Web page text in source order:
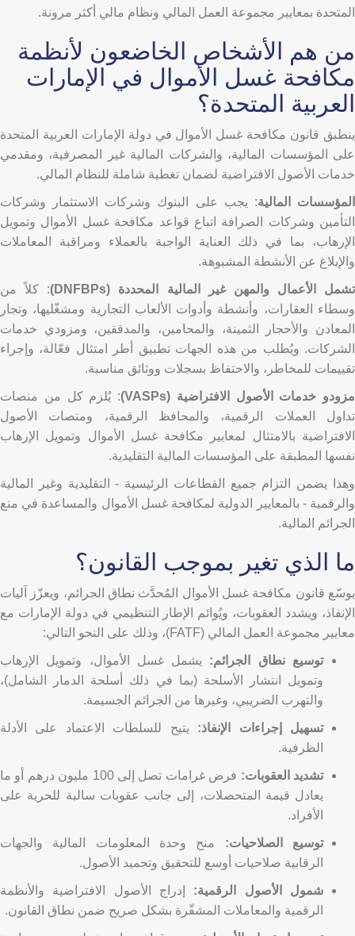
المتحدة بمعايير مجموعة العمل المالي ونظام مالي أكثر مرونة.
من هم الأشخاص الخاضعون لأنظمة
مكافحة غسل الأموال في الإمارات
العربية المتحدة؟
ينطبق قانون مكافحة غسل الأموال في دولة الإمارات العربية المتحدة
على المؤسسات المالية، والشركات المالية غير المصرفية، ومقدمي
خدمات الأصول الافتراضية لضمان تغطية شاملة للنظام المالي.
المؤسسات المالية: يجب على البنوك وشركات الاستثمار وشركات
التأمين وشركات الصرافة اتباع قواعد مكافحة غسل الأموال وتمويل
الإرهاب، بما في ذلك العناية الواجبة بالعملاء ومراقبة المعاملات
والإبلاغ عن الأنشطة المشبوهة.
تشمل الأعمال والمهن غير المالية المحددة (DNFBPs)
: كلاً من
وسطاء العقارات، وأنشطة وأدوات الألعاب التجارية ومشغّليها، وتجار
المعادن والأحجار الثمينة، والمحامين، والمدققين، ومزودي خدمات
الشركات. ويُطلب من هذه الجهات تطبيق أطر امتثال فعّالة، وإجراء
تقييمات للمخاطر، والاحتفاظ بسجلات ووثائق مناسبة.
مزودو خدمات الأصول الافتراضية (VASPs)
: يُلزم كل من منصات
تداول العملات الرقمية، والمحافظ الرقمية، ومنصات الأصول
الافتراضية بالامتثال لمعايير مكافحة غسل الأموال وتمويل الإرهاب
نفسها المطبقة على المؤسسات المالية التقليدية.
وهذا يضمن التزام جميع القطاعات الرئيسية - التقليدية وغير المالية
والرقمية - بالمعايير الدولية لمكافحة غسل الأموال والمساعدة في منع
الجرائم المالية.
ما الذي تغير بموجب القانون؟
يوسّع قانون مكافحة غسل الأموال المُحدَّث نطاق الجرائم، ويعزّز آليات
الإنفاذ، ويشدد العقوبات، ويُوائم الإطار التنظيمي في دولة الإمارات مع
معايير مجموعة العمل المالي (FATF)، وذلك على النحو التالي:
توسيع نطاق الجرائم: يشمل غسل الأموال، وتمويل الإرهاب
وتمويل انتشار الأسلحة (بما في ذلك أسلحة الدمار الشامل)،
والتهرب الضريبي، وغيرها من الجرائم الجسيمة.
تسهيل إجراءات الإنفاذ: يتيح للسلطات الاعتماد على الأدلة
الظرفية.
تشديد العقوبات:
فرض غرامات تصل إلى 100 مليون درهم أو ما
يعادل قيمة المتحصلات، إلى جانب عقوبات سالبة للحرية على
الأفراد.
توسيع الصلاحيات: منح وحدة المعلومات المالية والجهات
الرقابية صلاحيات أوسع للتحقيق وتجميد الأصول.
شمول الأصول الرقمية: إدراج الأصول الافتراضية والأنظمة
الرقمية والمعاملات المشفّرة بشكل صريح ضمن نطاق القانون.